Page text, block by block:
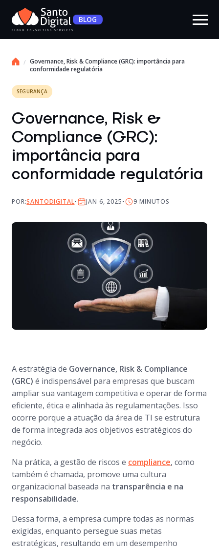
BLOG
Governance, Risk & Compliance (GRC): importância para
conformidade regulatória
SEGURANÇA
Governance, Risk &
Compliance (GRC):
importância para
conformidade regulatória
POR:SANTODIGITAL JAN 6, 2025 9 MINUTOS
A estratégia de Governance, Risk & Compliance
(GRC) é indispensável para empresas que buscam
ampliar sua vantagem competitiva e operar de forma
eficiente, ética e alinhada às regulamentações. Isso
ocorre porque a atuação da área de TI se estrutura
de forma integrada aos objetivos estratégicos do
negócio.
Na prática, a gestão de riscos e compliance, como
também é chamada, promove uma cultura
organizacional baseada na transparência e na
responsabilidade.
Dessa forma, a empresa cumpre todas as normas
exigidas, enquanto persegue suas metas
estratégicas, resultando em um desempenho